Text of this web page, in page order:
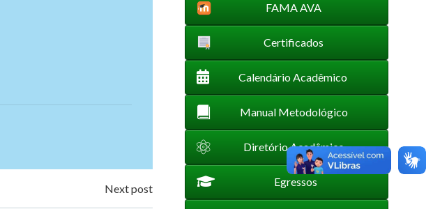
Next post
FAMA AVA
Certificados
Calendário Acadêmico
Manual Metodológico
Diretório Acadêmico
Egressos